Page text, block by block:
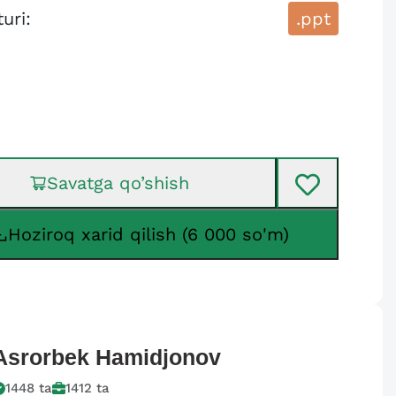
.ppt
Savatga qo’shish
Hoziroq xarid qilish (6 000 so'm)
Hamidjonov
1448 ta 1412 ta